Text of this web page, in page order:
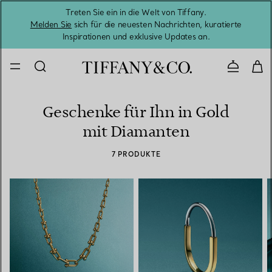
Treten Sie ein in die Welt von Tiffany.
Melden Sie sich für die neuesten Nachrichten, kuratierte
Inspirationen und exklusive Updates an.
Geschenke für Ihn in Gold
mit Diamanten
7 PRODUKTE